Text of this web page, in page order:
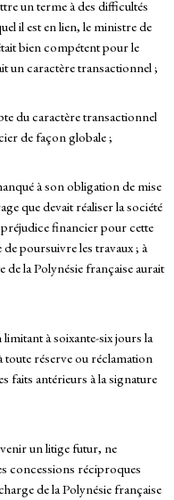
un terme à des difficultés
il est en lien, le ministre de
bien compétent pour le
un caractère transactionnel ;
du caractère transactionnel
de façon globale ;
à son obligation de mise
que devait réaliser la société
financier pour cette
poursuivre les travaux ; à
de la Polynésie française aurait
à soixante-six jours la
réserve ou réclamation
faits antérieurs à la signature
un litige futur, ne
concessions réciproques
de la Polynésie française